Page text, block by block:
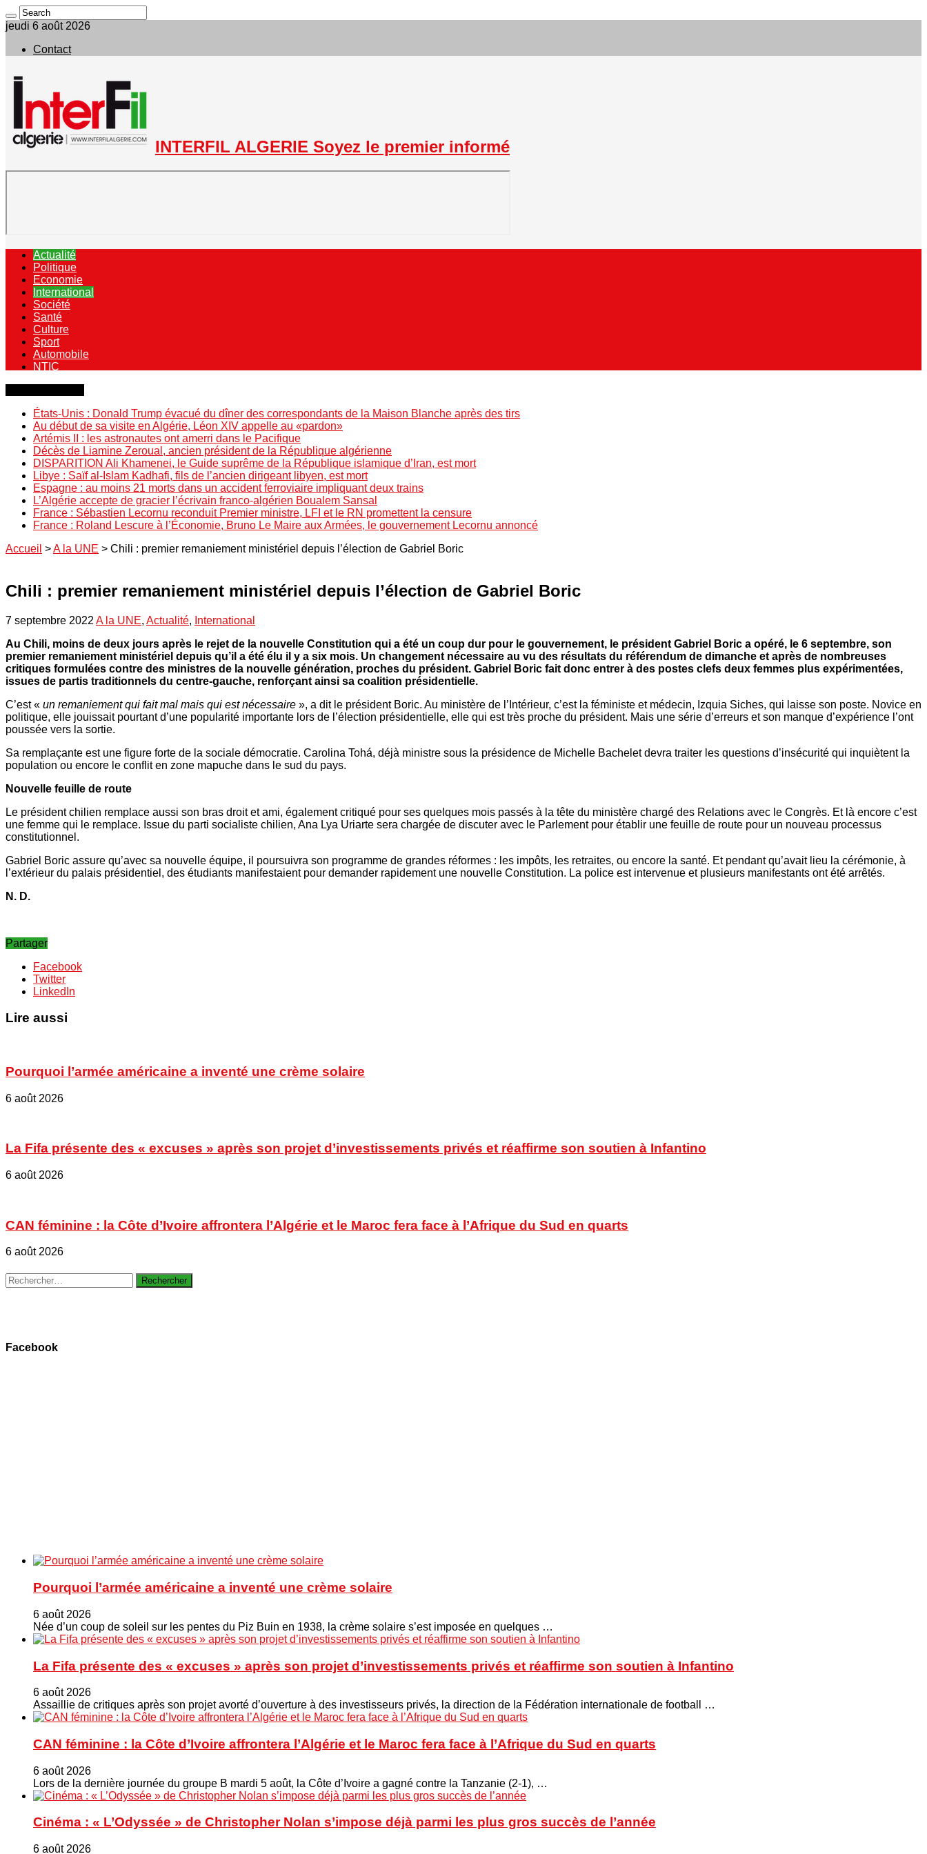
jeudi 6 août 2026
Contact
INTERFIL ALGERIE Soyez le premier informé
Actualité
Politique
Economie
International
Société
Santé
Culture
Sport
Automobile
NTIC
États-Unis : Donald Trump évacué du dîner des correspondants de la Maison Blanche après des tirs
Au début de sa visite en Algérie, Léon XIV appelle au «pardon»
Artémis II : les astronautes ont amerri dans le Pacifique
Décès de Liamine Zeroual, ancien président de la République algérienne
DISPARITION Ali Khamenei, le Guide suprême de la République islamique d’Iran, est mort
Libye : Saïf al-Islam Kadhafi, fils de l’ancien dirigeant libyen, est mort
Espagne : au moins 21 morts dans un accident ferroviaire impliquant deux trains
L’Algérie accepte de gracier l’écrivain franco-algérien Boualem Sansal
France : Sébastien Lecornu reconduit Premier ministre, LFI et le RN promettent la censure
France : Roland Lescure à l’Économie, Bruno Le Maire aux Armées, le gouvernement Lecornu annoncé
Accueil >A la UNE > Chili : premier remaniement ministériel depuis l’élection de Gabriel Boric
Chili : premier remaniement ministériel depuis l’élection de Gabriel Boric
7 septembre 2022 A la UNE, Actualité, International
Au Chili, moins de deux jours après le rejet de la nouvelle Constitution qui a été un coup dur pour le gouvernement, le président Gabriel Boric a opéré, le 6 septembre, son
premier remaniement ministériel depuis qu’il a été élu il y a six mois. Un changement nécessaire au vu des résultats du référendum de dimanche et après de nombreuses
critiques formulées contre des ministres de la nouvelle génération, proches du président. Gabriel Boric fait donc entrer à des postes clefs deux femmes plus expérimentées,
issues de partis traditionnels du centre-gauche, renforçant ainsi sa coalition présidentielle.
C’est « un remaniement qui fait mal mais qui est nécessaire », a dit le président Boric. Au ministère de l’Intérieur, c’est la féministe et médecin, Izquia Siches, qui laisse son poste. Novice en
politique, elle jouissait pourtant d’une popularité importante lors de l’élection présidentielle, elle qui est très proche du président. Mais une série d’erreurs et son manque d’expérience l’ont
poussée vers la sortie.
Sa remplaçante est une figure forte de la sociale démocratie. Carolina Tohá, déjà ministre sous la présidence de Michelle Bachelet devra traiter les questions d’insécurité qui inquiètent la
population ou encore le conflit en zone mapuche dans le sud du pays.
Nouvelle feuille de route
Le président chilien remplace aussi son bras droit et ami, également critiqué pour ses quelques mois passés à la tête du ministère chargé des Relations avec le Congrès. Et là encore c’est
une femme qui le remplace. Issue du parti socialiste chilien, Ana Lya Uriarte sera chargée de discuter avec le Parlement pour établir une feuille de route pour un nouveau processus
constitutionnel.
Gabriel Boric assure qu’avec sa nouvelle équipe, il poursuivra son programme de grandes réformes : les impôts, les retraites, ou encore la santé. Et pendant qu’avait lieu la cérémonie, à
l’extérieur du palais présidentiel, des étudiants manifestaient pour demander rapidement une nouvelle Constitution. La police est intervenue et plusieurs manifestants ont été arrêtés.
N. D.
Partager
Facebook
Twitter
LinkedIn
Lire aussi
Pourquoi l’armée américaine a inventé une crème solaire
6 août 2026
La Fifa présente des « excuses » après son projet d’investissements privés et réaffirme son soutien à Infantino
6 août 2026
CAN féminine : la Côte d’Ivoire affrontera l’Algérie et le Maroc fera face à l’Afrique du Sud en quarts
6 août 2026
Rechercher :
Facebook
Pourquoi l’armée américaine a inventé une crème solaire
6 août 2026
Née d’un coup de soleil sur les pentes du Piz Buin en 1938, la crème solaire s’est imposée en quelques …
La Fifa présente des « excuses » après son projet d’investissements privés et réaffirme son soutien à Infantino
6 août 2026
Assaillie de critiques après son projet avorté d’ouverture à des investisseurs privés, la direction de la Fédération internationale de football …
CAN féminine : la Côte d’Ivoire affrontera l’Algérie et le Maroc fera face à l’Afrique du Sud en quarts
6 août 2026
Lors de la dernière journée du groupe B mardi 5 août, la Côte d’Ivoire a gagné contre la Tanzanie (2-1), …
Cinéma : « L’Odyssée » de Christopher Nolan s’impose déjà parmi les plus gros succès de l’année
6 août 2026